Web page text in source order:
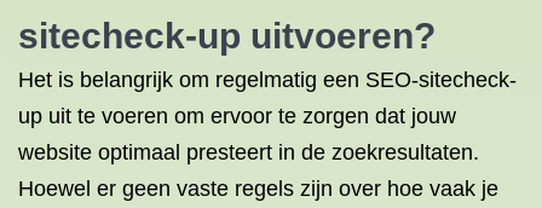
sitecheck-up uitvoeren?
Het is belangrijk om regelmatig een SEO-sitecheck-
up uit te voeren om ervoor te zorgen dat jouw
website optimaal presteert in de zoekresultaten.
Hoewel er geen vaste regels zijn over hoe vaak je